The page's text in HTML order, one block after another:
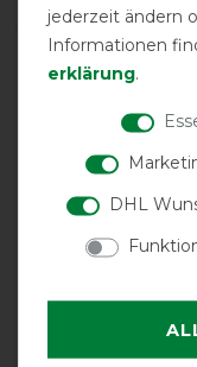
Top Qualität
jederzeit ändern
Informationen
erklärung.
DHL